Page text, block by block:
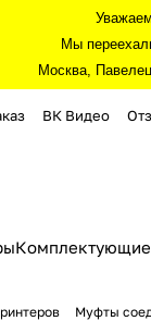
Мы
Москва,
ВК Видео
Муфты